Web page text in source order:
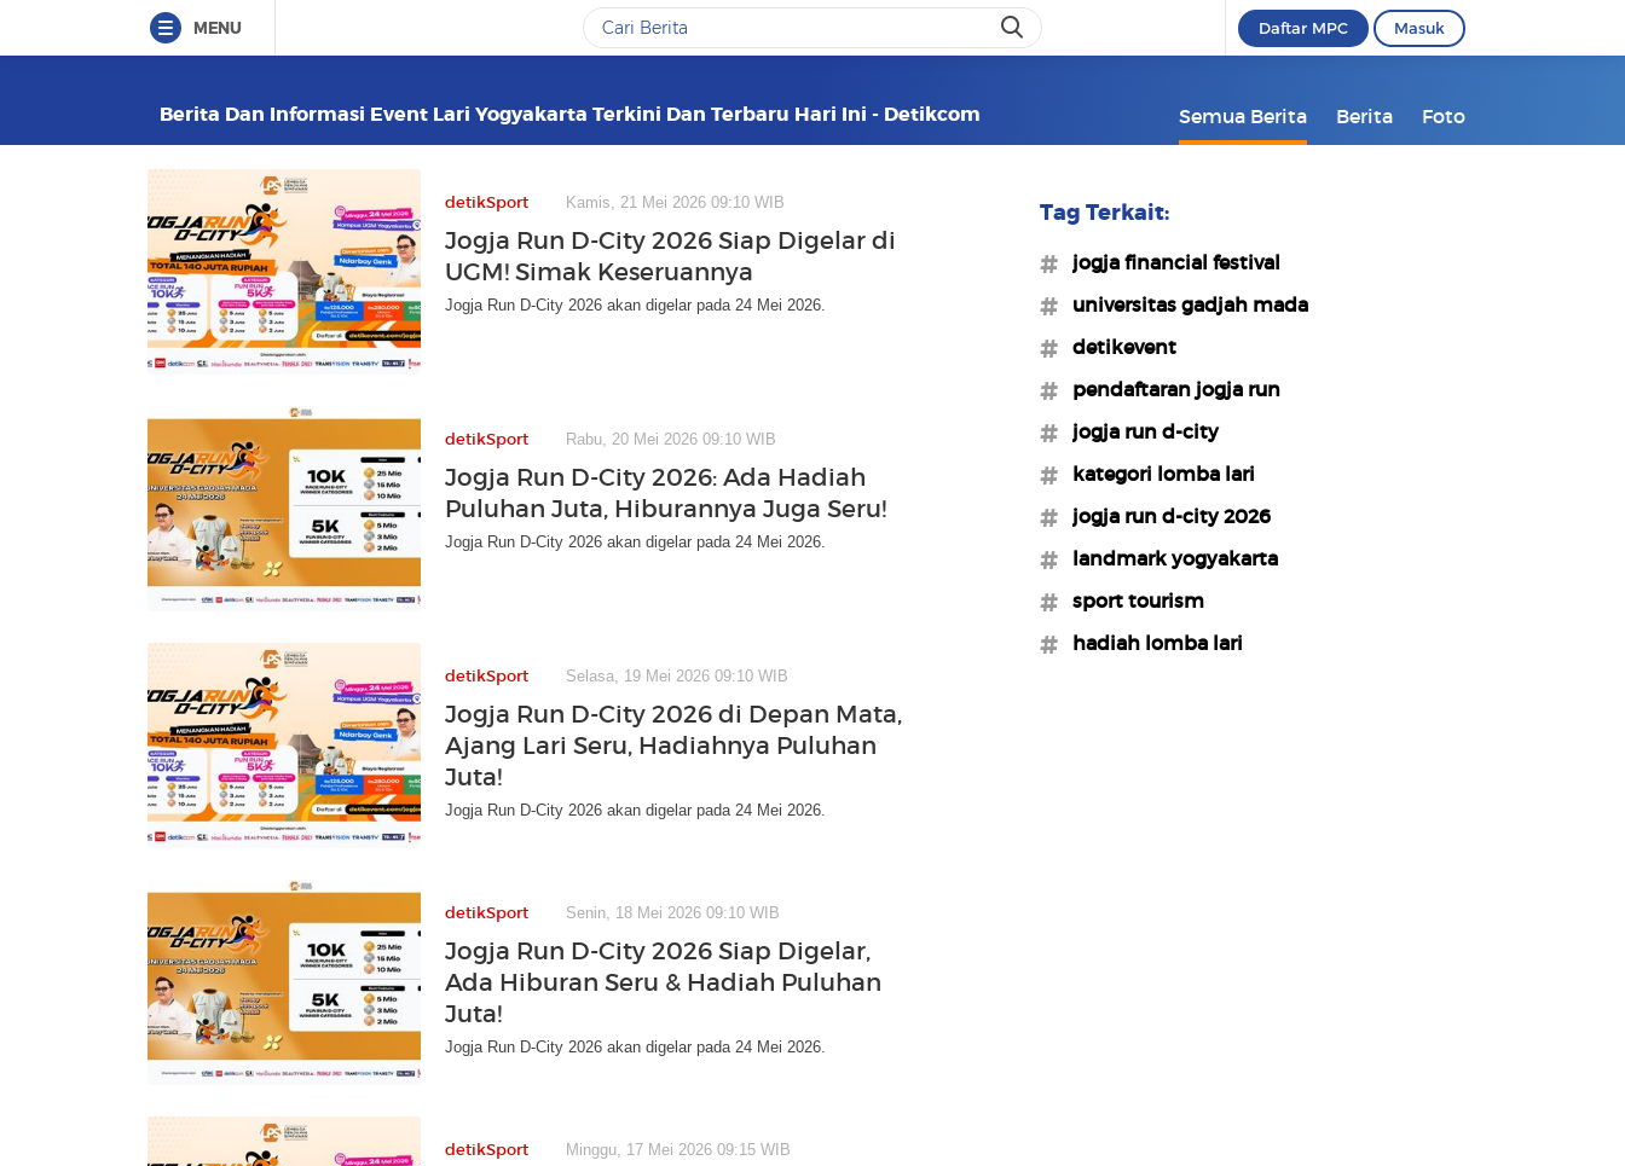
MENU Daftar MPC Masuk
Berita Dan Informasi Event Lari Yogyakarta Terkini Dan Terbaru Hari Ini - Detikcom Semua Berita Berita Foto
detikSport Kamis, 21 Mei 2026 09:10 WIB
Jogja Run D-City 2026 Siap Digelar di
UGM! Simak Keseruannya
Jogja Run D-City 2026 akan digelar pada 24 Mei 2026.
detikSport Rabu, 20 Mei 2026 09:10 WIB
Jogja Run D-City 2026: Ada Hadiah
Puluhan Juta, Hiburannya Juga Seru!
Jogja Run D-City 2026 akan digelar pada 24 Mei 2026.
detikSport Selasa, 19 Mei 2026 09:10 WIB
Jogja Run D-City 2026 di Depan Mata,
Ajang Lari Seru, Hadiahnya Puluhan
Juta!
Jogja Run D-City 2026 akan digelar pada 24 Mei 2026.
detikSport Senin, 18 Mei 2026 09:10 WIB
Jogja Run D-City 2026 Siap Digelar,
Ada Hiburan Seru & Hadiah Puluhan
Juta!
Jogja Run D-City 2026 akan digelar pada 24 Mei 2026.
detikSport Minggu, 17 Mei 2026 09:15 WIB
Tag Terkait:
#jogja financial festival
#universitas gadjah mada
#detikevent
#pendaftaran jogja run
#jogja run d-city
#kategori lomba lari
#jogja run d-city 2026
#landmark yogyakarta
#sport tourism
#hadiah lomba lari